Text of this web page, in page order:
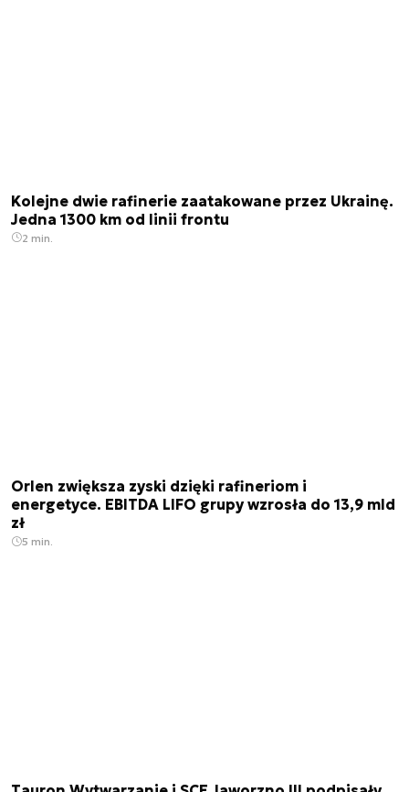
Kolejne dwie rafinerie zaatakowane przez Ukrainę.
Jedna 1300 km od linii frontu
2 min.
Orlen zwiększa zyski dzięki rafineriom i
energetyce. EBITDA LIFO grupy wzrosła do 13,9 mld
zł
5 min.